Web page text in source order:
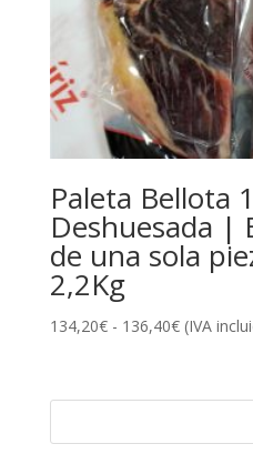
Paleta Bellota
Deshuesada |
de una sola
2,2Kg
134,20€ - 136,40€Rango
desde
(IVA